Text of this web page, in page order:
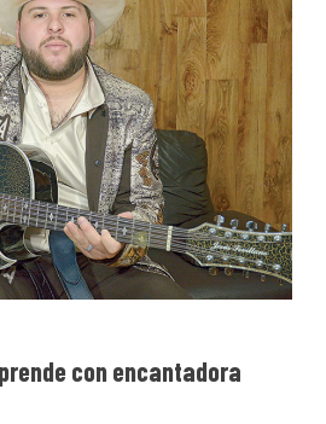
con encantadora